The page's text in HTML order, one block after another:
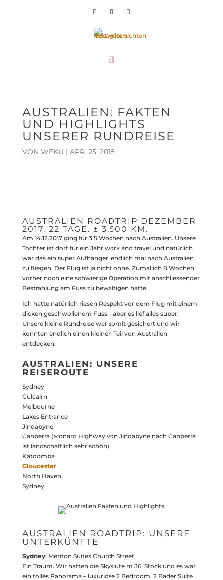
AUSTRALIEN: FAKTEN
UND HIGHLIGHTS
UNSERER RUNDREISE
VON WEKU | APR. 25, 2018
AUSTRALIEN ROADTRIP DEZEMBER
2017. 22 TAGE. ± 3.500 KM.
Am 14.12.2017 ging für 3,5 Wochen nach Australien. Unsere
Tochter ist dort für ein Jahr work and travel und natürlich
war das ein super Aufhänger, endlich mal nach Australien
zu fliegen. Der Flug ist ja nicht ohne. Zumal ich 8 Wochen
vorher noch eine schwierige Operation mit anschliessender
Bestrahlung am Fuss zu bewältigen hatte.
Ich hatte natürlich riesen Respekt vor dem Flug mit einem
dicken geschwollenem Fuss – aber es lief alles super.
Unsere kleine Rundreise war somit gesichert und wir
konnten endlich einen kleinen Teil von Australien
entdecken.
AUSTRALIEN: UNSERE
REISEROUTE
Sydney
Culcairn
Melbourne
Lakes Entrance
Jindabyne
Canberra (Monaro Highway von Jindabyne nach Canberra
ist landschaftlich sehr schön)
Katoomba
Gloucester
North Haven
Sydney
AUSTRALIEN ROADTRIP: UNSERE
UNTERKÜNFTE
Sydney: Meriton Suites Church Street
Ein Traum. Wir hatten die Skysiute m 36. Stock und es war
ein tolles Panorama – luxuriöse 2 Bedroom, 2 Bäder Suite